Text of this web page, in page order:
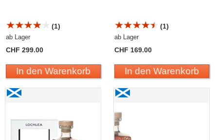
(1)
ab Lager
CHF 299.00
In den Warenkorb
(1)
ab Lager
CHF 169.00
In den Warenkorb
Lochlea 6 Years Old 2018/2024 Single Malt Scotch
Lochlea 6 Years Old
Scotch Whisky Sampler